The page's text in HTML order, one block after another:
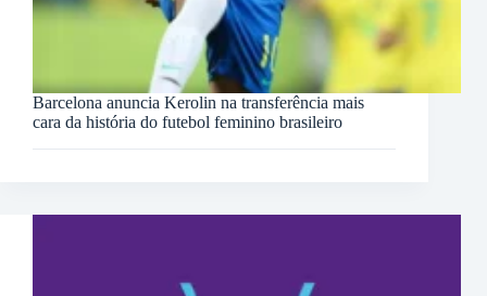
Barcelona anuncia Kerolin na transferência mais
cara da história do futebol feminino brasileiro